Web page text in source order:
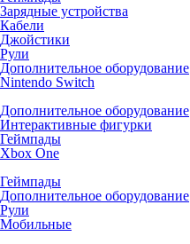
Зарядные устройства
Кабели
Джойстики
Рули
Дополнительное оборудование
Nintendo Switch
Дополнительное оборудование
Интерактивные фигурки
Геймпады
Xbox One
Геймпады
Дополнительное оборудование
Рули
Мобильные